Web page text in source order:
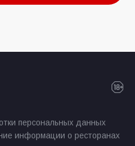
персональных данных
информации о ресторанах